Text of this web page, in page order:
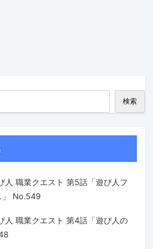
検索
人 職業クエスト 第5話「遊び人フ
」 No.549
人 職業クエスト 第4話「遊び人の